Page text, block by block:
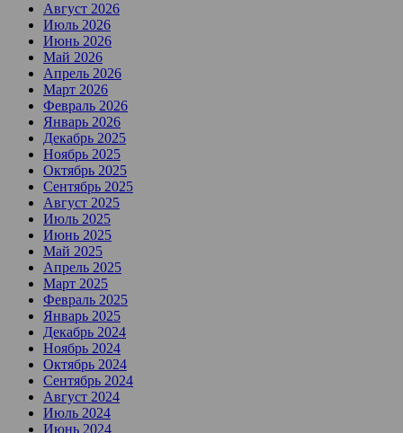
Август 2026
Июль 2026
Июнь 2026
Май 2026
Апрель 2026
Март 2026
Февраль 2026
Январь 2026
Декабрь 2025
Ноябрь 2025
Октябрь 2025
Сентябрь 2025
Август 2025
Июль 2025
Июнь 2025
Май 2025
Апрель 2025
Март 2025
Февраль 2025
Январь 2025
Декабрь 2024
Ноябрь 2024
Октябрь 2024
Сентябрь 2024
Август 2024
Июль 2024
Июнь 2024